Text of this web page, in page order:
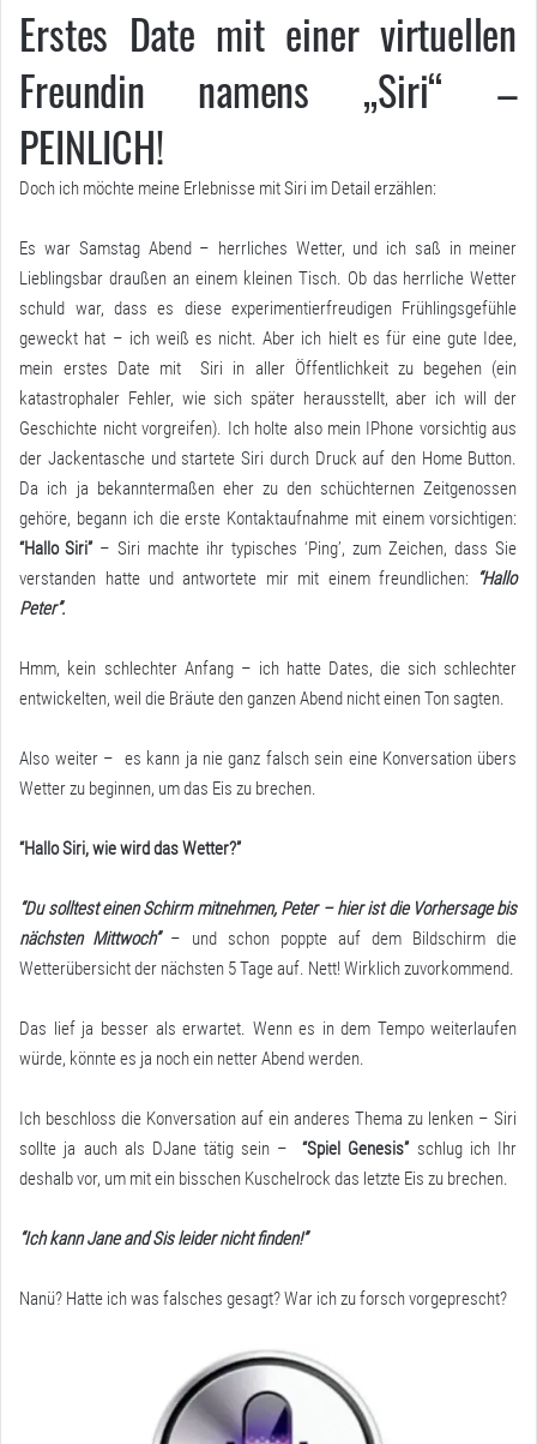
Erstes Date mit einer virtuellen
Freundin namens „Siri“ –
PEINLICH!
Doch ich möchte meine Erlebnisse mit Siri im Detail erzählen:
Es war Samstag Abend – herrliches Wetter, und ich saß in meiner
Lieblingsbar draußen an einem kleinen Tisch. Ob das herrliche Wetter
schuld war, dass es diese experimentierfreudigen Frühlingsgefühle
geweckt hat – ich weiß es nicht. Aber ich hielt es für eine gute Idee,
mein erstes Date mit Siri in aller Öffentlichkeit zu begehen (ein
katastrophaler Fehler, wie sich später herausstellt, aber ich will der
Geschichte nicht vorgreifen). Ich holte also mein IPhone vorsichtig aus
der Jackentasche und startete Siri durch Druck auf den Home Button.
Da ich ja bekanntermaßen eher zu den schüchternen Zeitgenossen
gehöre, begann ich die erste Kontaktaufnahme mit einem vorsichtigen:
“Hallo Siri”– Siri machte ihr typisches ‘Ping’, zum Zeichen, dass Sie
verstanden hatte und antwortete mir mit einem freundlichen: “Hallo
Peter”.
Hmm, kein schlechter Anfang – ich hatte Dates, die sich schlechter
entwickelten, weil die Bräute den ganzen Abend nicht einen Ton sagten.
Also weiter – es kann ja nie ganz falsch sein eine Konversation übers
Wetter zu beginnen, um das Eis zu brechen.
“Hallo Siri, wie wird das Wetter?”
“Du solltest einen Schirm mitnehmen, Peter – hier ist die Vorhersage bis
nächsten Mittwoch”– und schon poppte auf dem Bildschirm die
Wetterübersicht der nächsten 5 Tage auf. Nett! Wirklich zuvorkommend.
Das lief ja besser als erwartet. Wenn es in dem Tempo weiterlaufen
würde, könnte es ja noch ein netter Abend werden.
Ich beschloss die Konversation auf ein anderes Thema zu lenken – Siri
sollte ja auch als DJane tätig sein –“Spiel Genesis”schlug ich Ihr
deshalb vor, um mit ein bisschen Kuschelrock das letzte Eis zu brechen.
“Ich kann Jane and Sis leider nicht finden!”
Nanü? Hatte ich was falsches gesagt? War ich zu forsch vorgeprescht?